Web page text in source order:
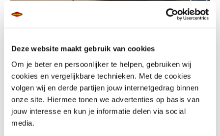
Deze website maakt gebruik van cookies
Om je beter en persoonlijker te helpen, gebruiken wij
cookies en vergelijkbare technieken. Met de cookies
volgen wij en derde partijen jouw internetgedrag binnen
onze site. Hiermee tonen we advertenties op basis van
jouw interesse en kun je informatie delen via social
media.